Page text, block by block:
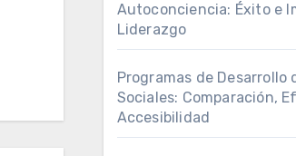
Autoconciencia: Éxito e
Liderazgo
Programas de Desarrollo
Sociales: Comparación,
Accesibilidad